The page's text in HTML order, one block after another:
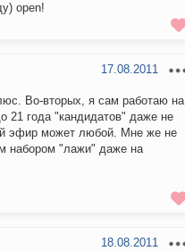
open!
17.08.2011
Во-вторых, я сам работаю на
21 года "кандидатов" даже не
эфир может любой. Мне же не
набором "лажи" даже на
18.08.2011